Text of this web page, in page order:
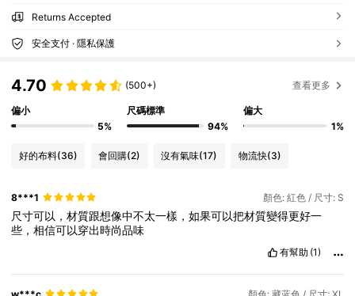
Returns Accepted
安全支付 · 隱私保護
4.70 (500+) 查看更多
偏小
5%
尺碼標準
94%
偏大
1%
好的布料(36) 會回購(2) 沒有氣味(17) 物流快(3)
8***1 顏色: 紅色 / 尺寸: S
尺寸可以，材質跟想像中不太一樣，如果可以把材質變得更好一
些，相信可以穿出時尚品味
有幫助 (1)